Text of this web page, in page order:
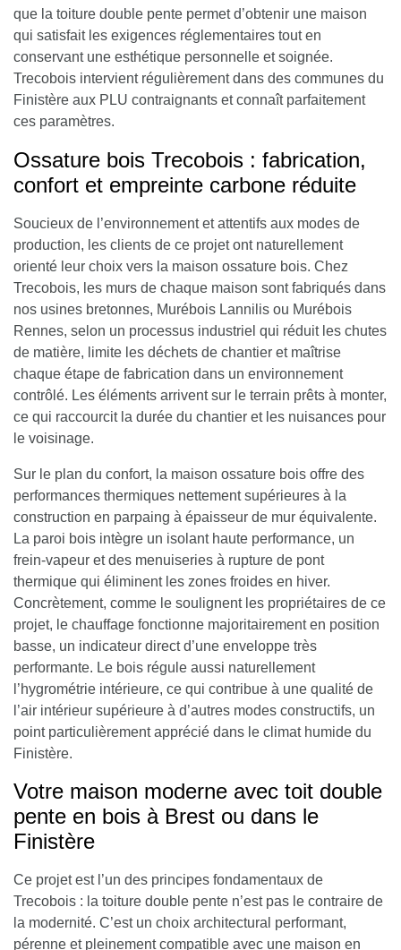
que la toiture double pente permet d’obtenir une maison
qui satisfait les exigences réglementaires tout en
conservant une esthétique personnelle et soignée.
Trecobois intervient régulièrement dans des communes du
Finistère aux PLU contraignants et connaît parfaitement
ces paramètres.
Ossature bois Trecobois : fabrication,
confort et empreinte carbone réduite
Soucieux de l’environnement et attentifs aux modes de
production, les clients de ce projet ont naturellement
orienté leur choix vers la maison ossature bois. Chez
Trecobois, les murs de chaque maison sont fabriqués dans
nos usines bretonnes, Murébois Lannilis ou Murébois
Rennes, selon un processus industriel qui réduit les chutes
de matière, limite les déchets de chantier et maîtrise
chaque étape de fabrication dans un environnement
contrôlé. Les éléments arrivent sur le terrain prêts à monter,
ce qui raccourcit la durée du chantier et les nuisances pour
le voisinage.
Sur le plan du confort, la maison ossature bois offre des
performances thermiques nettement supérieures à la
construction en parpaing à épaisseur de mur équivalente.
La paroi bois intègre un isolant haute performance, un
frein-vapeur et des menuiseries à rupture de pont
thermique qui éliminent les zones froides en hiver.
Concrètement, comme le soulignent les propriétaires de ce
projet, le chauffage fonctionne majoritairement en position
basse, un indicateur direct d’une enveloppe très
performante. Le bois régule aussi naturellement
l’hygrométrie intérieure, ce qui contribue à une qualité de
l’air intérieur supérieure à d’autres modes constructifs, un
point particulièrement apprécié dans le climat humide du
Finistère.
Votre maison moderne avec toit double
pente en bois à Brest ou dans le
Finistère
Ce projet est l’un des principes fondamentaux de
Trecobois : la toiture double pente n’est pas le contraire de
la modernité. C’est un choix architectural performant,
pérenne et pleinement compatible avec une maison en